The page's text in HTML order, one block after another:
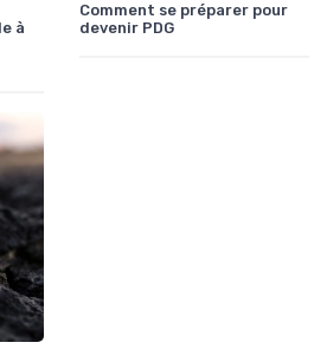
à
Comment se préparer pour
devenir PDG